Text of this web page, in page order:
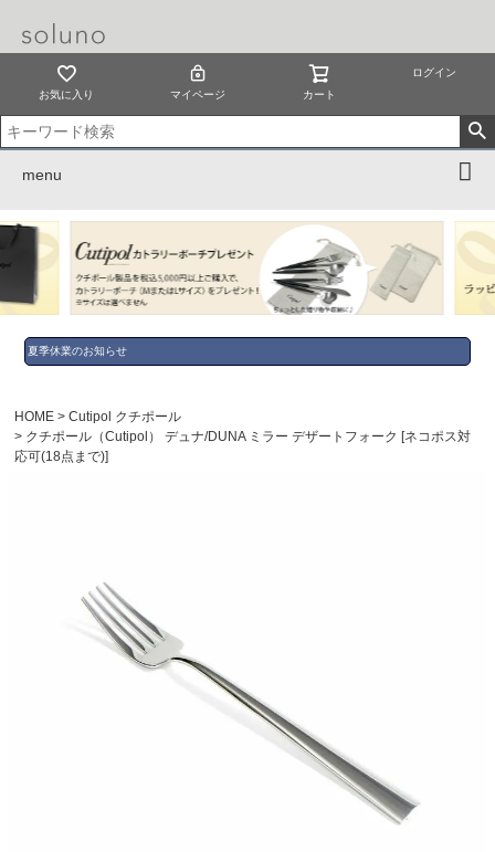
お気に入り マイページ カート
ログイン
menu
夏季休業のお知らせ
HOME
Cutipol クチポール
クチポール（Cutipol） デュナ/DUNA ミラー デザートフォーク [ネコポス対
応可(18点まで)]